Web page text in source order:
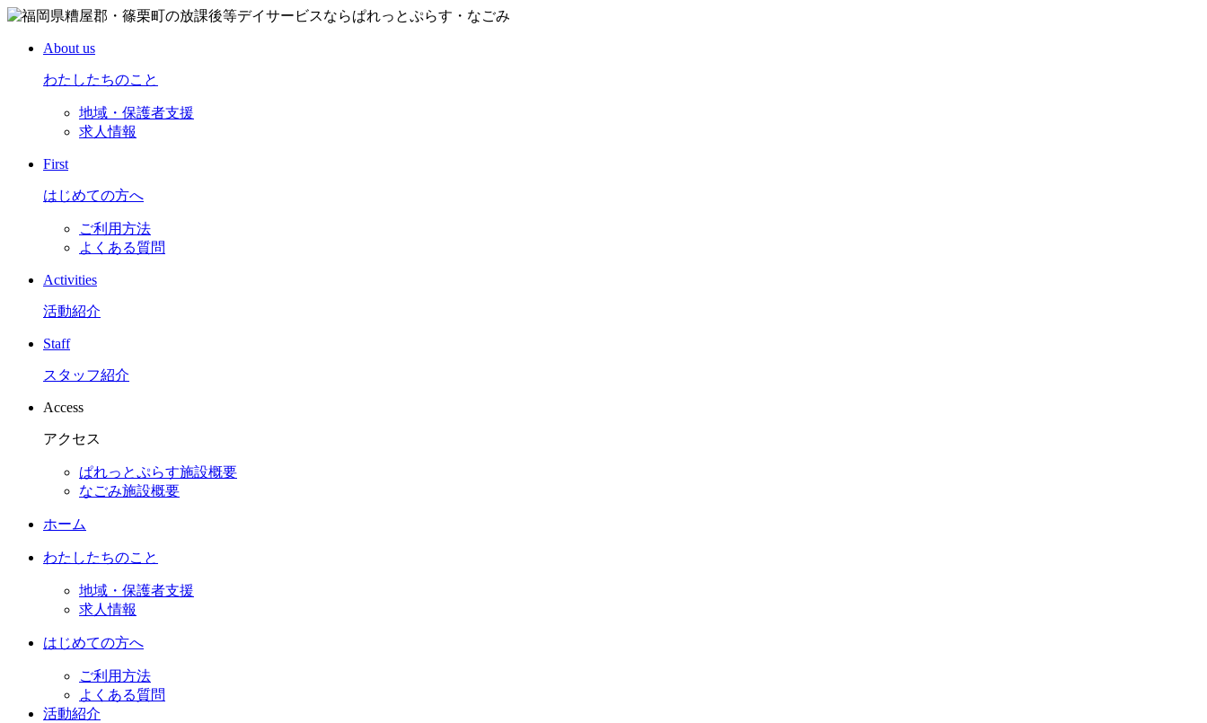
About us
わたしたちのこと
地域・保護者支援
求人情報
First
はじめての方へ
ご利用方法
よくある質問
Activities
活動紹介
Staff
スタッフ紹介
Access
アクセス
ぱれっとぷらす施設概要
なごみ施設概要
ホーム
わたしたちのこと
地域・保護者支援
求人情報
はじめての方へ
ご利用方法
よくある質問
活動紹介